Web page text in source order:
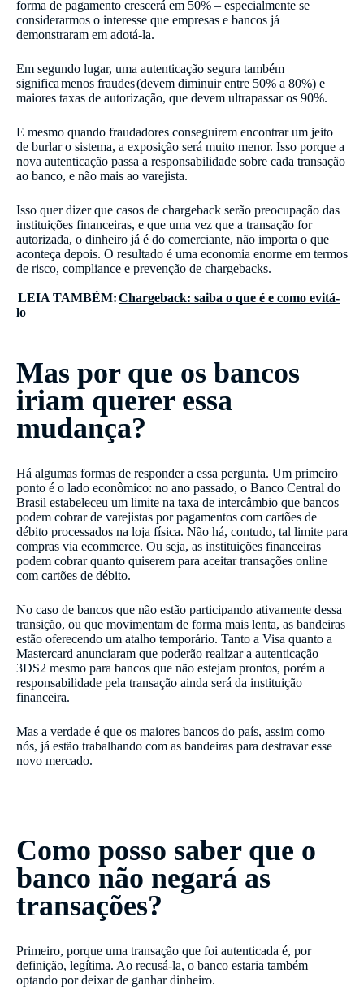
forma de pagamento crescerá em 50% – especialmente se
considerarmos o interesse que empresas e bancos já
demonstraram em adotá-la.
Em segundo lugar, uma autenticação segura também
significamenos fraudes(devem diminuir entre 50% a 80%) e
maiores taxas de autorização, que devem ultrapassar os 90%.
E mesmo quando fraudadores conseguirem encontrar um jeito
de burlar o sistema, a exposição será muito menor. Isso porque a
nova autenticação passa a responsabilidade sobre cada transação
ao banco, e não mais ao varejista.
Isso quer dizer que casos de chargeback serão preocupação das
instituições financeiras, e que uma vez que a transação for
autorizada, o dinheiro já é do comerciante, não importa o que
aconteça depois. O resultado é uma economia enorme em termos
de risco, compliance e prevenção de chargebacks.
LEIA TAMBÉM:Chargeback: saiba o que é e como evitá-
lo
Mas por que os bancos
iriam querer essa
mudança?
Há algumas formas de responder a essa pergunta. Um primeiro
ponto é o lado econômico: no ano passado, o Banco Central do
Brasil estabeleceu um limite na taxa de intercâmbio que bancos
podem cobrar de varejistas por pagamentos com cartões de
débito processados na loja física. Não há, contudo, tal limite para
compras via ecommerce. Ou seja, as instituições financeiras
podem cobrar quanto quiserem para aceitar transações online
com cartões de débito.
No caso de bancos que não estão participando ativamente dessa
transição, ou que movimentam de forma mais lenta, as bandeiras
estão oferecendo um atalho temporário. Tanto a Visa quanto a
Mastercard anunciaram que poderão realizar a autenticação
3DS2 mesmo para bancos que não estejam prontos, porém a
responsabilidade pela transação ainda será da instituição
financeira.
Mas a verdade é que os maiores bancos do país, assim como
nós, já estão trabalhando com as bandeiras para destravar esse
novo mercado.
Como posso saber que o
banco não negará as
transações?
Primeiro, porque uma transação que foi autenticada é, por
definição, legítima. Ao recusá-la, o banco estaria também
optando por deixar de ganhar dinheiro.